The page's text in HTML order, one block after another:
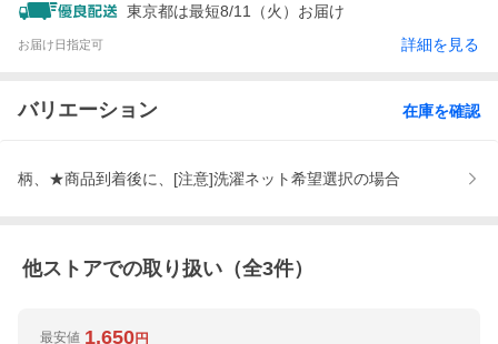
東京都は最短8/11（火）お届け
お届け日指定可 詳細を見る
バリエーション 在庫を確認
柄、★商品到着後に、[注意]洗濯ネット希望選択の場合
他ストアでの取り扱い（全3件）
最安値 1,650円